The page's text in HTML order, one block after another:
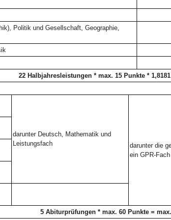
Politik und Gesellschaft, Geographie,
22 Halbjahresleistungen * max. 15 Punkte *
darunter Deutsch, Mathematik und
Leistungsfach
darunter die
ein GPR-Fach
5 Abiturprüfungen * max. 60 Punkte =